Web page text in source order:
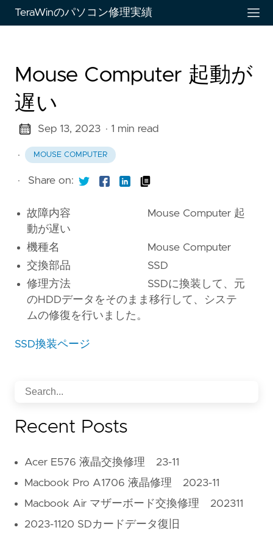
TeraWinのパソコン修理実績
Mouse Computer 起動が
遅い
Sep 13, 2023 · 1 min read
· MOUSE COMPUTER
· Share on:
故障内容 Mouse Computer 起
動が遅い
機種名 Mouse Computer
交換部品 SSD
修理方法 SSDに換装して、元
のHDDデータをそのまま移行して、システ
ムの修復を行いました。
SSD換装ページ
Recent Posts
Acer E576 液晶交換修理 23-11
Macbook Pro A1706 液晶修理 2023-11
Macbook Air マザーボード交換修理 202311
2023-1120 SDカードデータ復旧